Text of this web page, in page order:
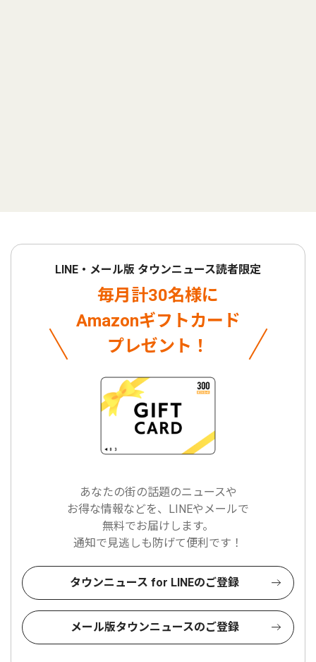
LINE・メール版 タウンニュース読者限定
毎月計30名様に
Amazonギフトカード
プレゼント！
あなたの街の話題のニュースや
お得な情報などを、LINEやメールで
無料でお届けします。
通知で見逃しも防げて便利です！
タウンニュース for LINEのご登録
メール版タウンニュースのご登録